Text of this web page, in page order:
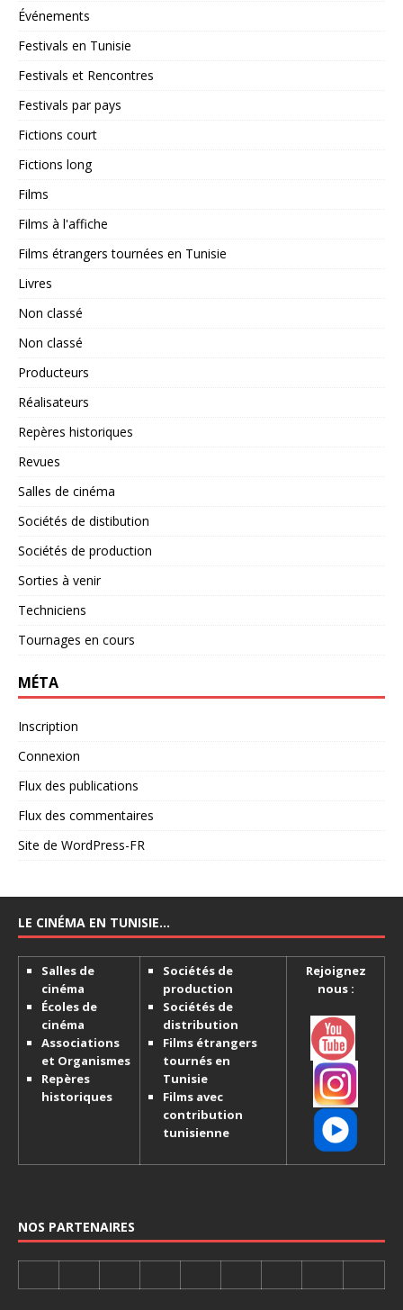
Événements
Festivals en Tunisie
Festivals et Rencontres
Festivals par pays
Fictions court
Fictions long
Films
Films à l'affiche
Films étrangers tournées en Tunisie
Livres
Non classé
Non classé
Producteurs
Réalisateurs
Repères historiques
Revues
Salles de cinéma
Sociétés de distibution
Sociétés de production
Sorties à venir
Techniciens
Tournages en cours
MÉTA
Inscription
Connexion
Flux des publications
Flux des commentaires
Site de WordPress-FR
LE CINÉMA EN TUNISIE…
Salles de
cinéma
Écoles de
cinéma
Associations
et Organismes
Repères
historiques
Sociétés de
production
Sociétés de
distribution
Films étrangers
tournés en
Tunisie
Films avec
contribution
tunisienne
Rejoignez
nous :
NOS PARTENAIRES